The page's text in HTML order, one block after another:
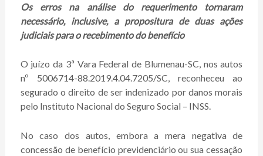
Os erros na análise do requerimento tornaram
necessário, inclusive, a propositura de duas ações
judiciais para o recebimento do benefício
O juízo da 3ª Vara Federal de Blumenau-SC, nos autos
nº 5006714-88.2019.4.04.7205/SC, reconheceu ao
segurado o direito de ser indenizado por danos morais
pelo Instituto Nacional do Seguro Social – INSS.
No caso dos autos, embora a mera negativa de
concessão de benefício previdenciário ou sua cessação